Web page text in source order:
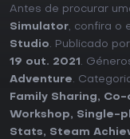
Antes de procurar
Simulator, confira o
Studio. Publicado por
19 out. 2021 .
Adventure.
Family Sharing, Co-
Workshop, Single-
Stats, Steam